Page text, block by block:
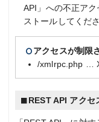
API」への不正ア
ストールしてくださ
アクセスが制限
/xmlrpc.php …
REST API アクセ